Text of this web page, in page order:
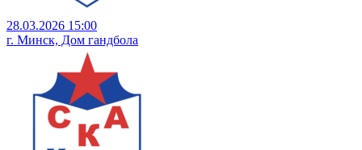
28.03.2026 15:00
г. Минск, Дом гандбола